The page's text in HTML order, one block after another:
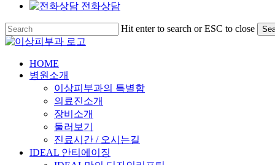
전화상담
Skip
to
main
content
Hit enter to search or ESC to close
Close
Menu
HOME
병원소개
이상피부과의 특별함
의료진소개
장비소개
둘러보기
진료시간 / 오시는길
IDEAL 안티에이징